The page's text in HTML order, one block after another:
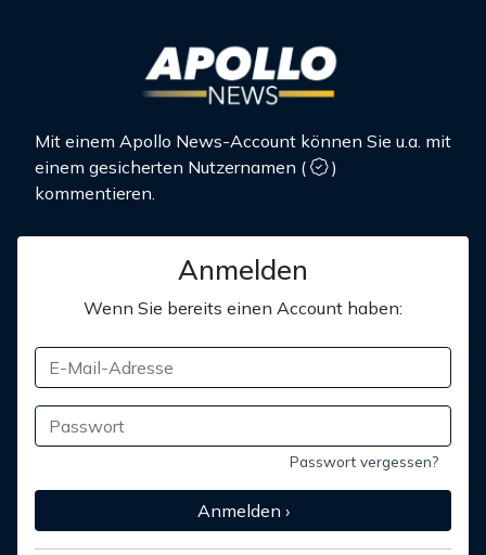
Mit einem Apollo News-Account können Sie u.a. mit
einem gesicherten Nutzernamen (
)
kommentieren.
Anmelden
Wenn Sie bereits einen Account haben:
Passwort vergessen?
Anmelden ›